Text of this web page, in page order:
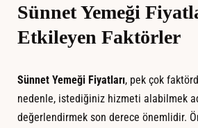
Sünnet Yemeği
Etkileyen Faktörler
Sünnet Yemeği Fiyatları, pek çok
nedenle, istediğiniz hizmeti alabilmek
değerlendirmek son derece önemlidir.